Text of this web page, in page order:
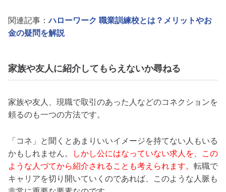
関連記事：ハローワーク 職業訓練校とは？メリットやお
金の疑問を解説
家族や友人に紹介してもらえないか尋ねる
家族や友人、現職で取引のあった人などのコネクションを
頼るのも一つの方法です。
「コネ」と聞くとあまりいいイメージを持てない人もいる
かもしれません。
しかし公にはなっていない求人を、この
ような人づてから紹介されることも考えられます。 転職で
キャリアを切り開いていくのであれば、このような人脈も